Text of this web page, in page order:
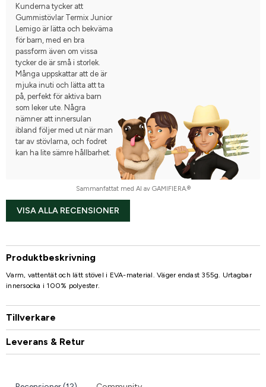
Kunderna tycker att
Gummistövlar Termix Junior
Lemigo är lätta och bekväma
för barn, med en bra
passform även om vissa
tycker de är små i storlek.
Många uppskattar att de är
mjuka inuti och lätta att ta
på, perfekt för aktiva barn
som leker ute. Några
nämner att innersulan
ibland följer med ut när man
tar av stövlarna, och fodret
kan ha lite sämre hållbarhet.
Sammanfattat med AI av GAMIFIERA.®
VISA ALLA RECENSIONER
Produktbeskrivning
Varm, vattentät och lätt stövel i EVA-material. Väger endast 355g. Urtagbar
innersocka i 100% polyester.
Tillverkare
Leverans & Retur